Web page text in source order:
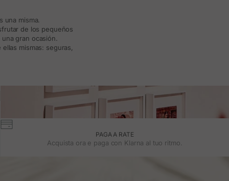
una misma.
de los pequeños
gran ocasión.
mismas: seguras,
PAGA A RATE
Acquista ora e paga con Klarna al tuo ritmo.